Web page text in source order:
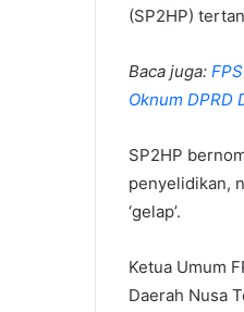
(SP2HP)
Baca juga:
Oknum DPRD
SP2HP
penyelidikan,
‘gelap’.
Ketua Umum
Daerah Nusa